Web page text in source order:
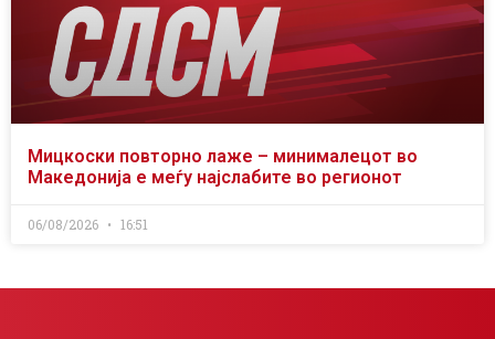
Мицкоски повторно лаже – минималецот во
Македонија е меѓу најслабите во регионот
06/08/2026 16:51